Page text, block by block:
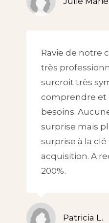
Ravie de notre
très
surcroit très
comprendre et
besoins.
surprise mais
surprise à la
acquisition. A
200%.
Patricia L.